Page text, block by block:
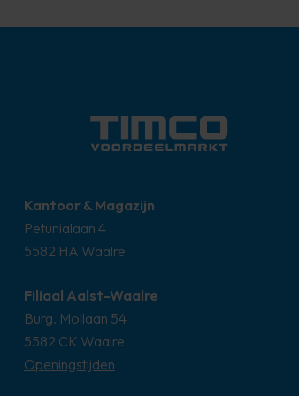
Kantoor & Magazijn
Petunialaan 4
5582 HA Waalre
Filiaal Aalst-Waalre
Burg. Mollaan 54
5582 CK Waalre
Openingstijden